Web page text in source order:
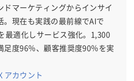
ドマーケティングからインサイ
。現在も実践の最前線でAIで
最適化しサービス強化。1,300
足度96％、顧客推奨度90％を実
アカウント